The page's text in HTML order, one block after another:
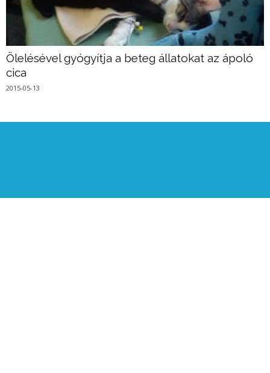
Ölelésével gyógyítja a beteg állatokat az ápoló
cica
2015-05-13